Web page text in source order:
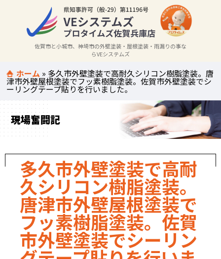
佐賀市と小城市、神埼市の外壁塗装・屋根塗装・雨漏りの事な
らVEシステムズ
ホーム » 多久市外壁塗装で高耐久シリコン樹脂塗装。唐
津市外壁屋根塗装でフッ素樹脂塗装。佐賀市外壁塗装でシ
ーリングテープ貼りを行いました。
現場奮闘記
多久市外壁塗装で高耐
久シリコン樹脂塗装。
唐津市外壁屋根塗装で
フッ素樹脂塗装。佐賀
市外壁塗装でシーリン